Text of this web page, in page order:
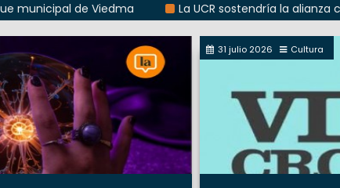
de Viedma La UCR sostendría la alianza con JSRN
en Sierra Grande
31 julio 2026 Cultura